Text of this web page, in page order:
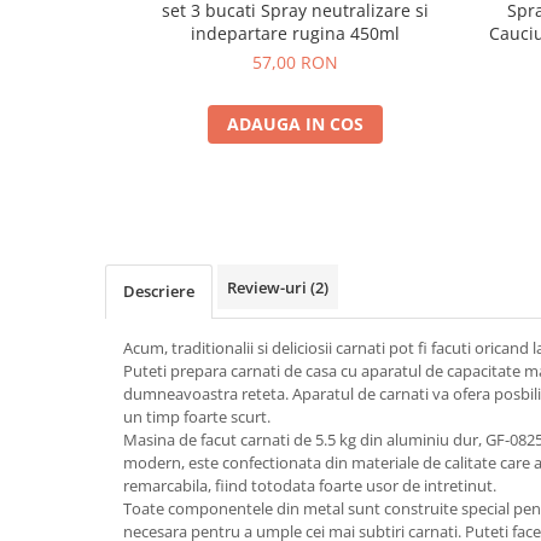
set 3 bucati Spray neutralizare si
indepartare rugina 450ml
57,00 RON
ADAUGA IN COS
Descriere Review-uri (2)
Acum, traditionalii si deliciosii carnati pot fi facuti oricand
Puteti prepara carnati de casa cu aparatul de capacitate
dumneavoastra reteta. Aparatul de carnati va ofera
un timp foarte scurt.
Masina de facut carnati de 5.5 kg din aluminiu dur, GF-
modern, este confectionata din materiale de calitate care
remarcabila, fiind totodata foarte usor de intretinut.
Toate componentele din metal sunt construite special
necesara pentru a umple cei mai subtiri carnati. Puteti